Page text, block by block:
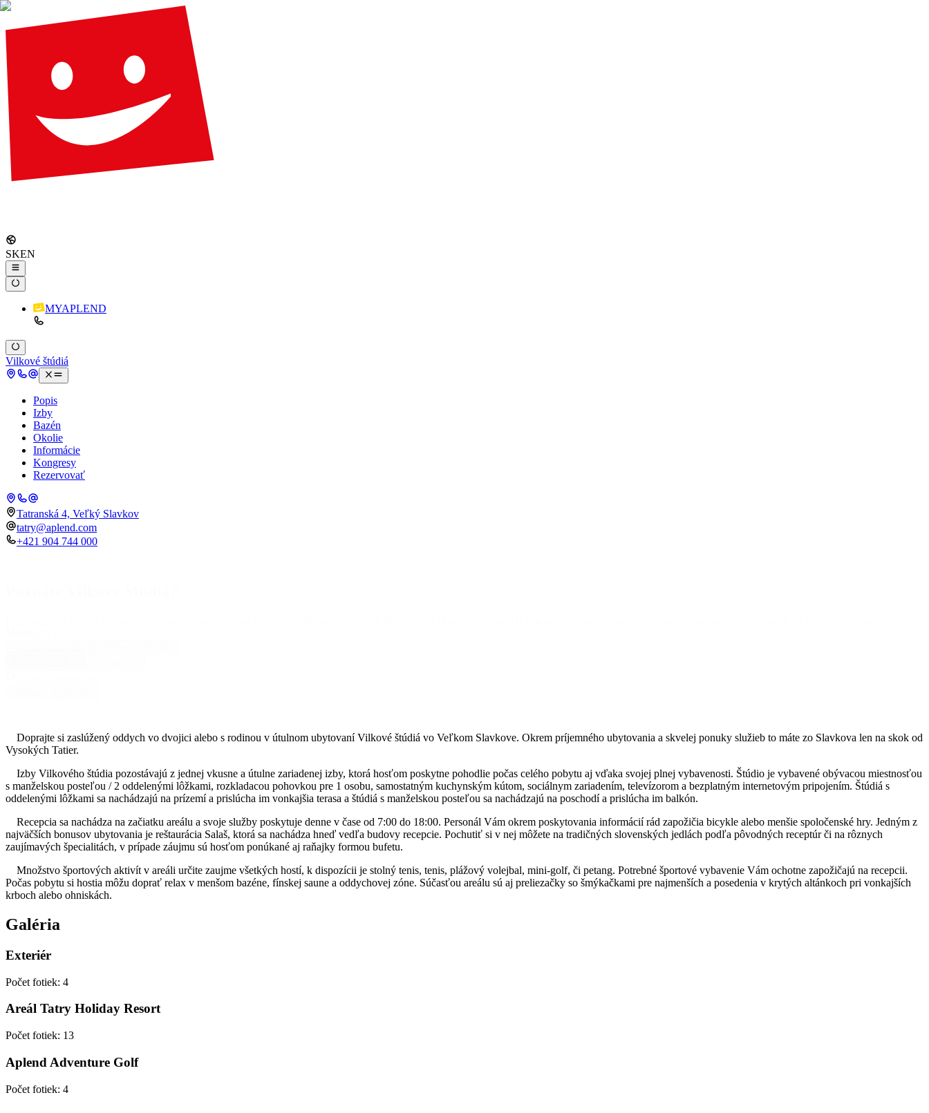
SKEN
MYAPLEND
Vilkové štúdiá
Popis
Izby
Bazén
Okolie
Informácie
Kongresy
Rezervovať
Tatranská 4, Veľký Slavkov
tatry@aplend.com
+421 904 744 000
Doprajte si zaslúžený oddych vo dvojici alebo s rodinou v útulnom ubytovaní Vilkové štúdiá vo Veľkom Slavkove. Okrem príjemného ubytovania a skvelej ponuky služieb to máte zo Slavkova len na skok od
Vysokých Tatier.
Izby Vilkového štúdia pozostávajú z jednej vkusne a útulne zariadenej izby, ktorá hosťom poskytne pohodlie počas celého pobytu aj vďaka svojej plnej vybavenosti. Štúdio je vybavené obývacou miestnosťou
s manželskou posteľou / 2 oddelenými lôžkami, rozkladacou pohovkou pre 1 osobu, samostatným kuchynským kútom, sociálnym zariadením, televízorom a bezplatným internetovým pripojením. Štúdiá s
oddelenými lôžkami sa nachádzajú na prízemí a prislúcha im vonkajšia terasa a štúdiá s manželskou posteľou sa nachádzajú na poschodí a prislúcha im balkón.
Recepcia sa nachádza na začiatku areálu a svoje služby poskytuje denne v čase od 7:00 do 18:00. Personál Vám okrem poskytovania informácií rád zapožičia bicykle alebo menšie spoločenské hry. Jedným z
najväčších bonusov ubytovania je reštaurácia Salaš, ktorá sa nachádza hneď vedľa budovy recepcie. Pochutiť si v nej môžete na tradičných slovenských jedlách podľa pôvodných receptúr či na rôznych
zaujímavých špecialitách, v prípade záujmu sú hosťom ponúkané aj raňajky formou bufetu.
Množstvo športových aktivít v areáli určite zaujme všetkých hostí, k dispozícii je stolný tenis, tenis, plážový volejbal, mini-golf, či petang. Potrebné športové vybavenie Vám ochotne zapožičajú na recepcii.
Počas pobytu si hostia môžu doprať relax v menšom bazéne, fínskej saune a oddychovej zóne. Súčasťou areálu sú aj preliezačky so šmýkačkami pre najmenších a posedenia v krytých altánkoch pri vonkajších
krboch alebo ohniskách.
Galéria
Exteriér
Počet fotiek: 4
Areál Tatry Holiday Resort
Počet fotiek: 13
Aplend Adventure Golf
Počet fotiek: 4